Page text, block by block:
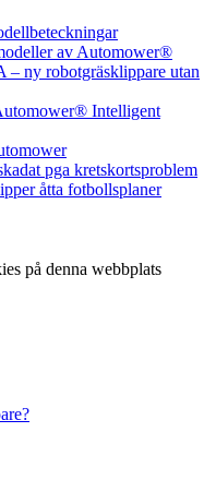
av Automower®
ny robotgräsklippare utan
Intelligent
pga kretskortsproblem
åtta fotbollsplaner
på denna webbplats